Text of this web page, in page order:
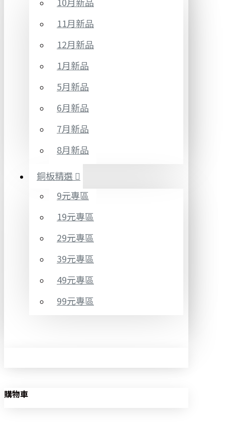
11月新品
12月新品
1月新品
5月新品
6月新品
7月新品
8月新品
銅板精選
9元專區
19元專區
29元專區
39元專區
49元專區
99元專區
購物車